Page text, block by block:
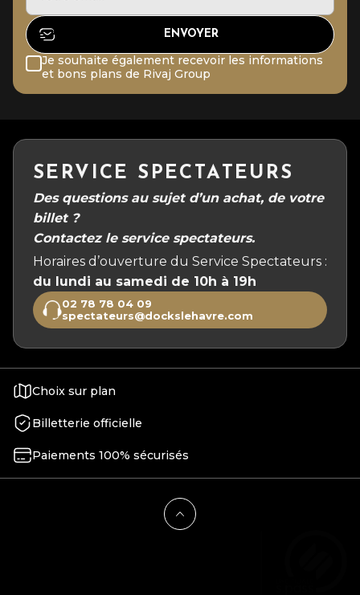
Je souhaite également recevoir les informations
et bons plans de Rivaj Group
SERVICE SPECTATEURS
Des questions au sujet d’un achat, de votre
billet ?
Contactez le service spectateurs.
Horaires d’ouverture du Service Spectateurs :
du lundi au samedi de 10h à 19h
02 78 78 04 09
spectateurs@dockslehavre.com
Choix sur plan
Billetterie officielle
Paiements 100% sécurisés